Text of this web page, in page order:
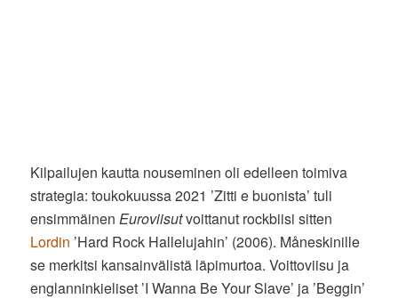
Kilpailujen kautta nouseminen oli edelleen toimiva
strategia: toukokuussa 2021 ’Zitti e buonista’ tuli
ensimmäinen Euroviisutvoittanut rockbiisi sitten
Lordin ’Hard Rock Hallelujahin’ (2006). Måneskinille
se merkitsi kansainvälistä läpimurtoa. Voittoviisu ja
englanninkieliset ’I Wanna Be Your Slave’ ja ’Beggin’